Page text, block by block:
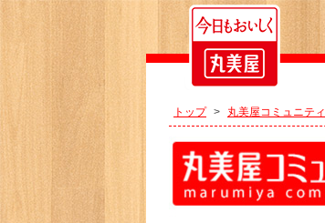
トップ > 丸美屋コミュニティ